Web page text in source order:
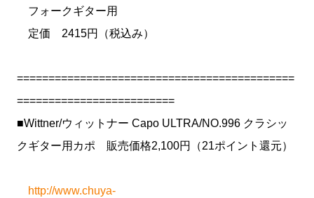
フォークギター用
定価 2415円（税込み）
============================================
=========================
■Wittner/ウィットナー Capo ULTRA/NO.996 クラシッ
クギター用カポ 販売価格2,100円（21ポイント還元）
http://www.chuya-